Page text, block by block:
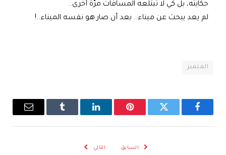
حكايته، بل كي لا تبتلعه المسافات مرّة أخرى..
لم يعد يبحث عن ميناء.. بعد أن صار هو نفسه الميناء..!
المتميز
فيسبوك تويتر بينتيريستلينكدإن Tumblr
البريد
السابق التالي